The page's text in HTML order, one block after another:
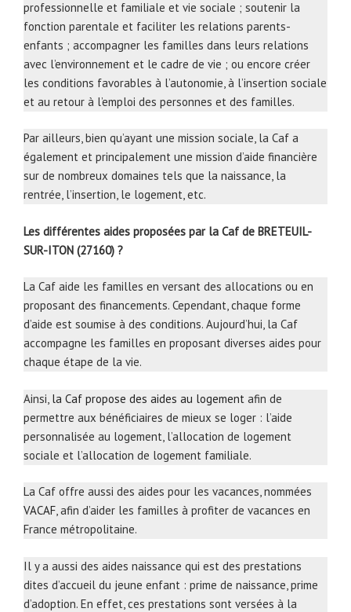
professionnelle et familiale et vie sociale ; soutenir la
fonction parentale et faciliter les relations parents-
enfants ; accompagner les familles dans leurs relations
avec l’environnement et le cadre de vie ; ou encore créer
les conditions favorables à l’autonomie, à l’insertion sociale
et au retour à l’emploi des personnes et des familles.
Par ailleurs, bien qu’ayant une mission sociale, la Caf a
également et principalement une mission d’aide financière
sur de nombreux domaines tels que la naissance, la
rentrée, l’insertion, le logement, etc.
Les différentes aides proposées par la Caf de BRETEUIL-
SUR-ITON (27160) ?
La Caf aide les familles en versant des allocations ou en
proposant des financements. Cependant, chaque forme
d’aide est soumise à des conditions. Aujourd’hui, la Caf
accompagne les familles en proposant diverses aides pour
chaque étape de la vie.
Ainsi, la Caf propose des aides au logement afin de
permettre aux bénéficiaires de mieux se loger : l’aide
personnalisée au logement, l’allocation de logement
sociale et l’allocation de logement familiale.
La Caf offre aussi des aides pour les vacances, nommées
VACAF, afin d’aider les familles à profiter de vacances en
France métropolitaine.
Il y a aussi des aides naissance qui est des prestations
dites d’accueil du jeune enfant : prime de naissance, prime
d’adoption. En effet, ces prestations sont versées à la